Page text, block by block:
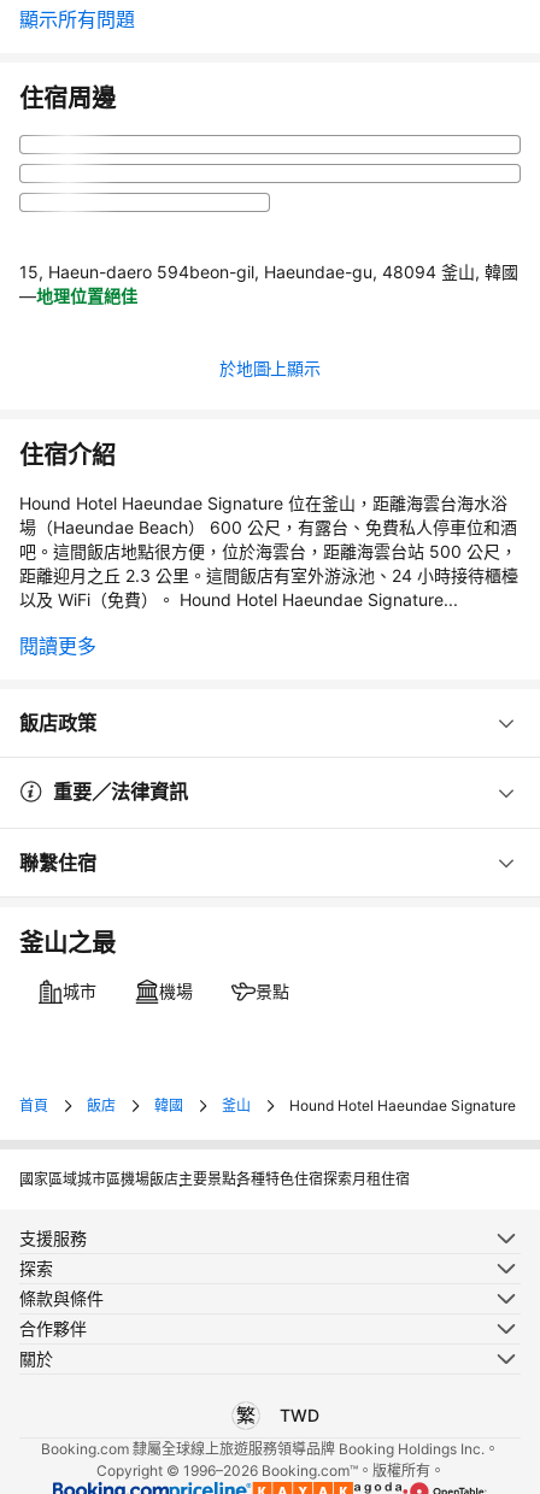
顯示所有問題
住宿周邊
15, Haeun-daero 594beon-gil, Haeundae-gu, 48094 釜山, 韓國
—地理位置絕佳
於地圖上顯示
住宿介紹
Hound Hotel Haeundae Signature 位在釜山，距離海雲台海水浴
場（Haeundae Beach） 600 公尺，有露台、免費私人停車位和酒
吧。這間飯店地點很方便，位於海雲台，距離海雲台站 500 公尺，
距離迎月之丘 2.3 公里。這間飯店有室外游泳池、24 小時接待櫃檯
以及 WiFi（免費）。 Hound Hotel Haeundae Signature...
閱讀更多
飯店政策
重要／法律資訊
聯繫住宿
釜山之最
城市 機場 景點
首頁 飯店 韓國 釜山 Hound Hotel Haeundae Signature
國家區域城市區機場飯店主要景點各種特色住宿探索月租住宿
支援服務
探索
條款與條件
合作夥伴
關於
選擇您使用的語言
TWD
選擇您使用的貨幣
Booking.com 隸屬全球線上旅遊服務領導品牌 Booking Holdings Inc.。
Copyright © 1996–2026 Booking.com™。版權所有。